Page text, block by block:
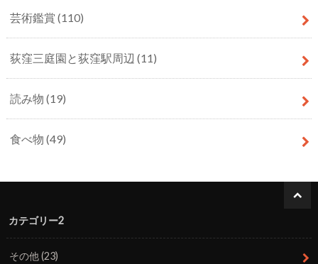
芸術鑑賞 (110)
荻窪三庭園と荻窪駅周辺 (11)
読み物 (19)
食べ物 (49)
カテゴリー2
その他(23)